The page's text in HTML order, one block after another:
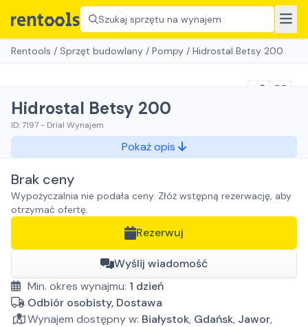
Szukaj sprzętu na wynajem
Rentools / Sprzęt budowlany / Pompy / Hidrostal Betsy 200
Hidrostal Betsy 200
ID:7197 - Drial Wynajem
Pokaż opis
Brak ceny
Wypożyczalnia nie podała ceny. Złóż wstępną rezerwację, aby
otrzymać ofertę.
Rezerwuj
Wyślij wiadomość
Min. okres wynajmu: 1 dzień
Odbiór osobisty, Dostawa
Wynajem dostępny w: Białystok, Gdańsk, Jawor,